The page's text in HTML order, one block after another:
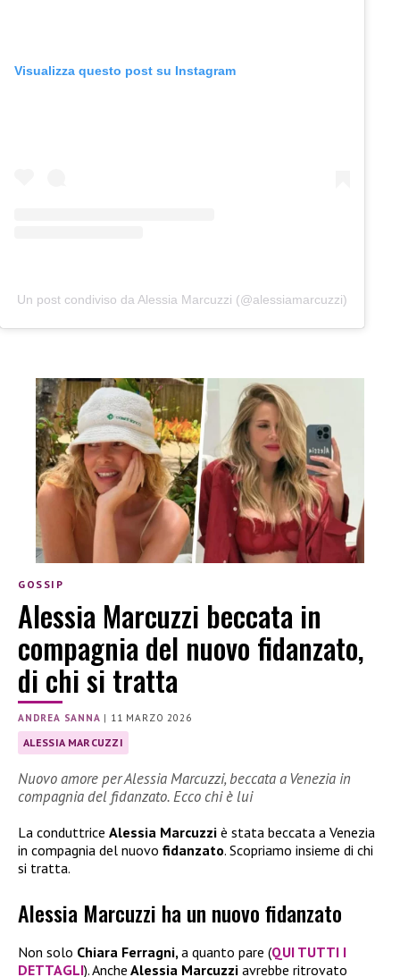
Visualizza questo post su Instagram
Un post condiviso da Alessia Marcuzzi (@alessiamarcuzzi)
GOSSIP
Alessia Marcuzzi beccata in
compagnia del nuovo fidanzato,
di chi si tratta
ANDREA SANNA | 11 MARZO 2026
ALESSIA MARCUZZI
Nuovo amore per Alessia Marcuzzi, beccata a Venezia in
compagnia del fidanzato. Ecco chi è lui
La conduttrice Alessia Marcuzzi è stata beccata a Venezia
in compagnia del nuovo fidanzato. Scopriamo insieme di chi
si tratta.
Alessia Marcuzzi ha un nuovo fidanzato
Non solo Chiara Ferragni, a quanto pare (QUI TUTTI I
DETTAGLI). Anche Alessia Marcuzzi avrebbe ritrovato